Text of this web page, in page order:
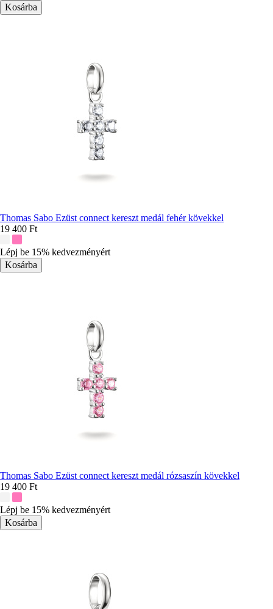
Thomas Sabo Ezüst connect kereszt medál fehér kövekkel
19 400 Ft
színek:
Lépj be 15% kedvezményért
Thomas Sabo Ezüst connect kereszt medál rózsaszín kövekkel
19 400 Ft
színek:
Lépj be 15% kedvezményért